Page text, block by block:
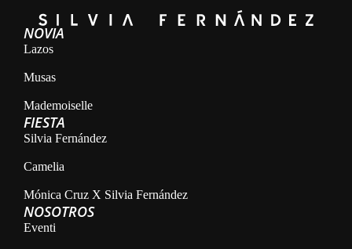
NOVIA
Lazos
Musas
Mademoiselle
FIESTA
Silvia Fernández
Camelia
Mónica Cruz X Silvia Fernández
NOSOTROS
Eventi